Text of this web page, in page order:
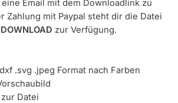
Email mit dem Downloadlink zu
Zahlung mit Paypal steht dir die Datei
zur Verfügung.
.svg .jpeg Format nach Farben
Datei